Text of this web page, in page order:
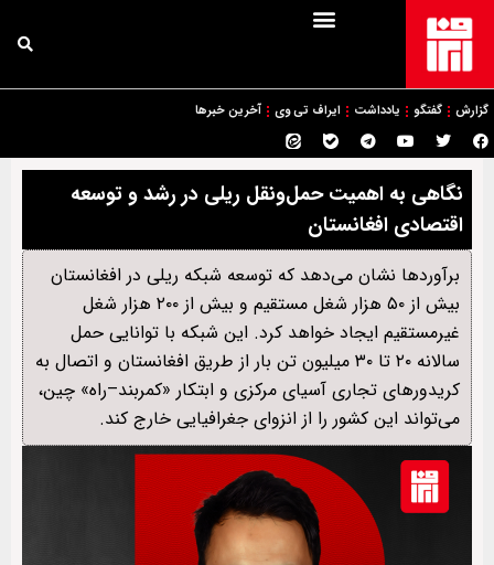
گزارش گفتگو یادداشت ایراف تی وی آخرین خبرها
نگاهی به اهمیت حمل‌ونقل ریلی در رشد و توسعه
اقتصادی افغانستان
برآوردها نشان می‌دهد که توسعه شبکه ریلی در افغانستان
بیش از ۵۰ هزار شغل مستقیم و بیش از ۲۰۰ هزار شغل
غیرمستقیم ایجاد خواهد کرد. این شبکه با توانایی حمل
سالانه ۲۰ تا ۳۰ میلیون تن بار از طریق افغانستان و اتصال به
کریدورهای تجاری آسیای مرکزی و ابتکار «کمربند–راه» چین،
می‌تواند این کشور را از انزوای جغرافیایی خارج کند.